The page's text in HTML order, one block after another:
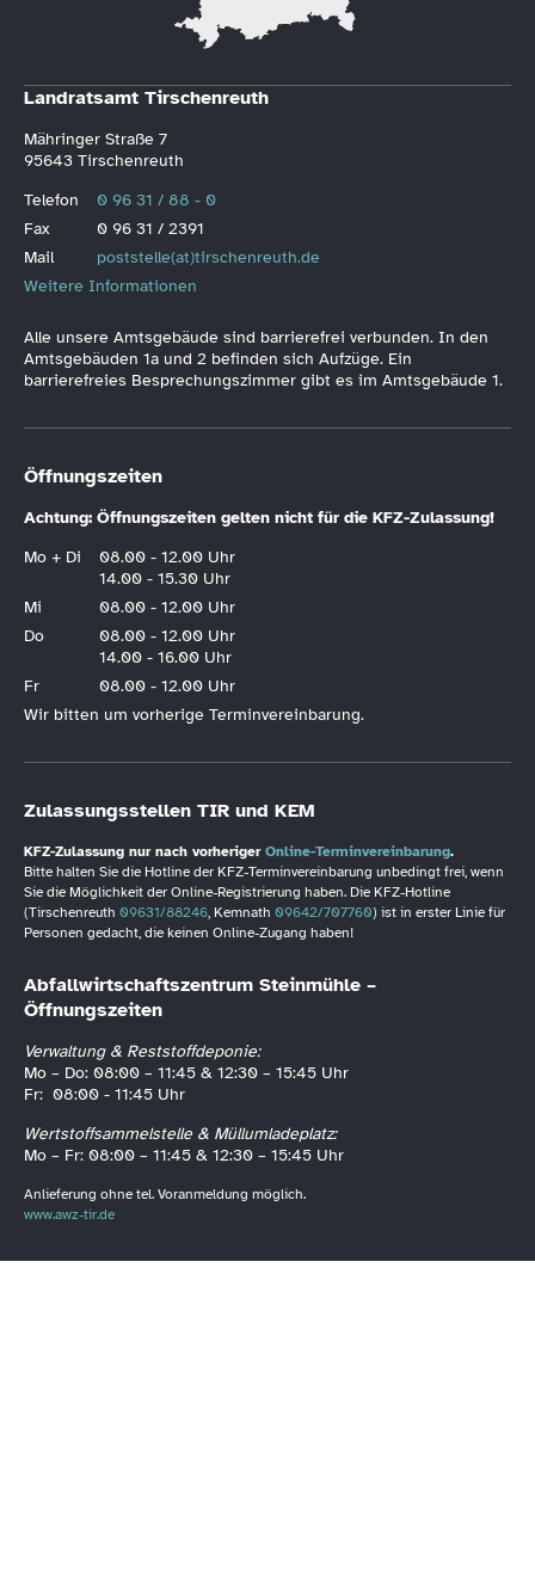
Landratsamt Tirschenreuth
Mähringer Straße 7
95643 Tirschenreuth
Telefon
0 96 31 / 88 - 0
Fax
0 96 31 / 2391
Mail
poststelle(at)tirschenreuth.de
Weitere Informationen
Alle unsere Amtsgebäude sind barrierefrei verbunden. In den
Amtsgebäuden 1a und 2 befinden sich Aufzüge. Ein
barrierefreies Besprechungszimmer gibt es im Amtsgebäude 1.
Öffnungszeiten
Achtung: Öffnungszeiten gelten nicht für die KFZ-Zulassung!
Mo + Di
08.00 - 12.00 Uhr
14.00 - 15.30 Uhr
Mi
08.00 - 12.00 Uhr
Do
08.00 - 12.00 Uhr
14.00 - 16.00 Uhr
Fr
08.00 - 12.00 Uhr
Wir bitten um vorherige Terminvereinbarung.
Zulassungsstellen TIR und KEM
KFZ-Zulassung nur nach vorheriger Online-Terminvereinbarung.
Bitte halten Sie die Hotline der KFZ-Terminvereinbarung unbedingt frei, wenn
Sie die Möglichkeit der Online-Registrierung haben. Die KFZ-Hotline
(Tirschenreuth 09631/88246, Kemnath 09642/707760) ist in erster Linie für
Personen gedacht, die keinen Online-Zugang haben!
Abfallwirtschaftszentrum Steinmühle –
Öffnungszeiten
Verwaltung & Reststoffdeponie:
Mo – Do: 08:00 – 11:45 & 12:30 – 15:45 Uhr
Fr: 08:00 - 11:45 Uhr
Wertstoffsammelstelle & Müllumladeplatz:
Mo – Fr: 08:00 – 11:45 & 12:30 – 15:45 Uhr
Anlieferung ohne tel. Voranmeldung möglich.
www.awz-tir.de